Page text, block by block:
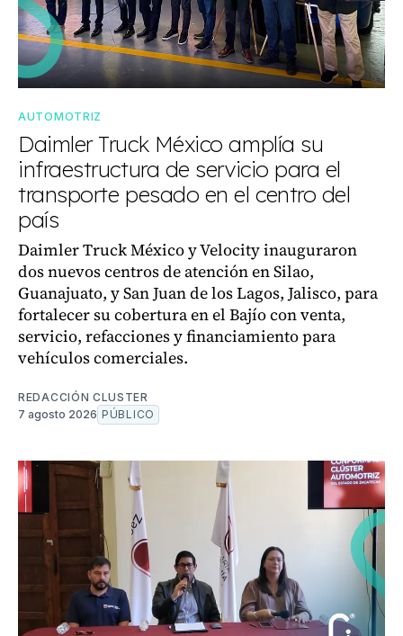
AUTOMOTRIZ
Daimler Truck México amplía su
infraestructura de servicio para el
transporte pesado en el centro del
país
Daimler Truck México y Velocity inauguraron
dos nuevos centros de atención en Silao,
Guanajuato, y San Juan de los Lagos, Jalisco, para
fortalecer su cobertura en el Bajío con venta,
servicio, refacciones y financiamiento para
vehículos comerciales.
REDACCIÓN CLUSTER
7 agosto 2026 PÚBLICO